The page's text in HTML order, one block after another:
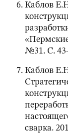
Каблов
№31. С.
Каблов
сварка.